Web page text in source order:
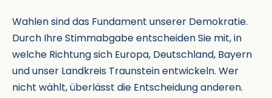
Wahlen sind das Fundament unserer Demokratie.
Durch Ihre Stimmabgabe entscheiden Sie mit, in
welche Richtung sich Europa, Deutschland, Bayern
und unser Landkreis Traunstein entwickeln. Wer
nicht wählt, überlässt die Entscheidung anderen.